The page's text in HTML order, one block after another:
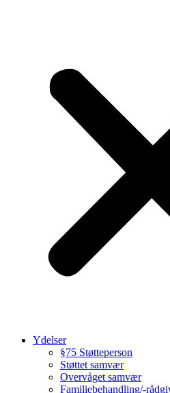
Ydelser
§75 Støtteperson
Støttet samvær
Overvåget samvær
Familiebehandling/-